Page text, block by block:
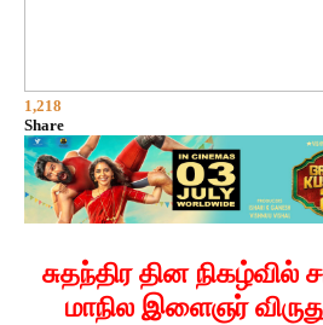
1,218
Share
சுதந்திர தின
மாநில இளைஞர்